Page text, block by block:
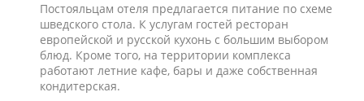
Постояльцам отеля предлагается питание по схеме
шведского стола. К услугам гостей ресторан
европейской и русской кухонь с большим выбором
блюд. Кроме того, на территории комплекса
работают летние кафе, бары и даже собственная
кондитерская.